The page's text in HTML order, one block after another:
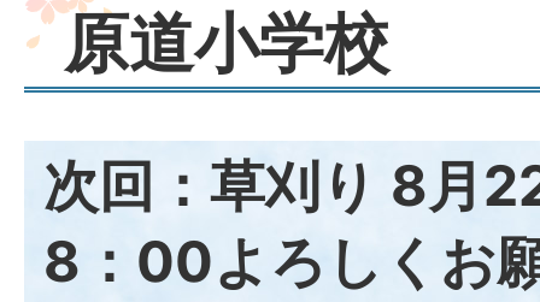
原道小学校
次回：草刈り 8月
8：00よろしくお